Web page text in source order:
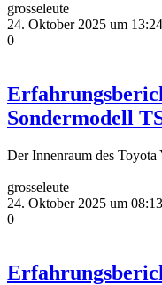
grosseleute
24. Oktober 2025 um 13:24
0
Sondermodell
Der Innenraum des
grosseleute
24. Oktober 2025 um 08:13
0